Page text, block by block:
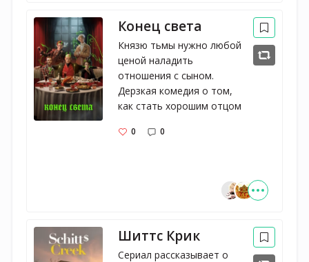
Конец света
Князю тьмы нужно любой
ценой наладить
отношения с сыном.
Дерзкая комедия о том,
как стать хорошим отцом
0 0
Шиттс Крик
Сериал рассказывает о